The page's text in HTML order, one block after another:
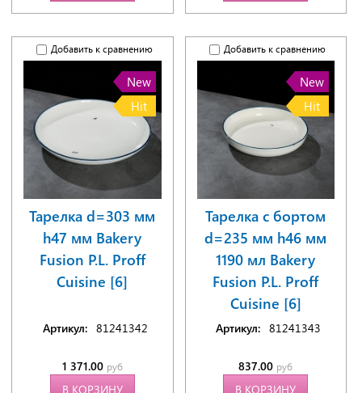
Добавить к сравнению
New
Hit
Тарелка d=303 мм
h47 мм Bakery
Fusion P.L. Proff
Cuisine [6]
Артикул: 81241342
1 371.00 руб
В КОРЗИНУ
Добавить к сравнению
New
Hit
Тарелка с бортом
d=235 мм h46 мм
1190 мл Bakery
Fusion P.L. Proff
Cuisine [6]
Артикул: 81241343
837.00 руб
В КОРЗИНУ